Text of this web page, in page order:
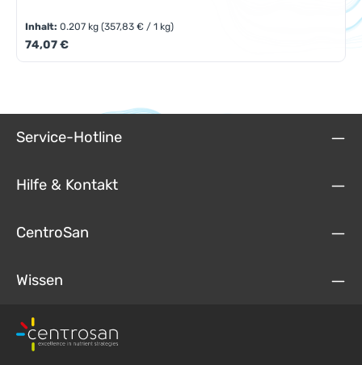
Inhalt:0.207 kg(357,83 € / 1 kg)
Regulärer Preis:
74,07 €
Service-Hotline
Hilfe & Kontakt
CentroSan
Wissen